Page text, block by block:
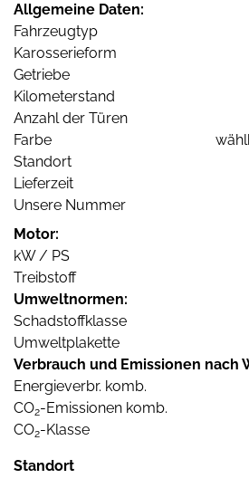
Allgemeine Daten:
Fahrzeugtyp
Karosserieform
Getriebe
Kilometerstand
Anzahl der Türen
Farbe
Standort
Lieferzeit
Unsere Nummer
Motor:
kW / PS
Treibstoff
Umweltnormen:
Schadstoffklasse
Umweltplakette
Verbrauch und Emissionen nach
Energieverbr. komb.
CO2-Emissionen komb.
CO2-Klasse
Standort